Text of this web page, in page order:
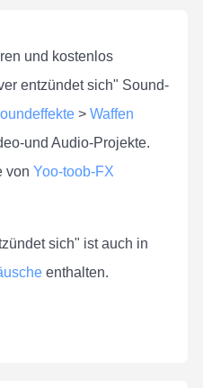
und kostenlos
entzündet sich" Sound-
> Waffen
und Audio-Projekte.
von Yoo-toob-FX
sich" ist auch in
enthalten.